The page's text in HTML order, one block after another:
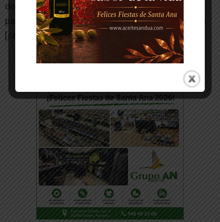
dos pequeños tenistas que están dejando el
pabellón ribero muy alto allá por donde compiten.
[/ihc-hide-content]
-- Publicidad --